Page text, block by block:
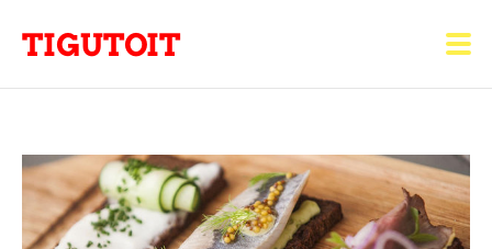
TIGUTOIT